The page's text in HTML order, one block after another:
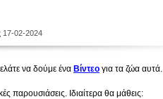
17-02-2024
να δούμε ένα Βίντεο για τα ζώα αυτά.
παρουσιάσεις. Ιδιαίτερα θα μάθεις: